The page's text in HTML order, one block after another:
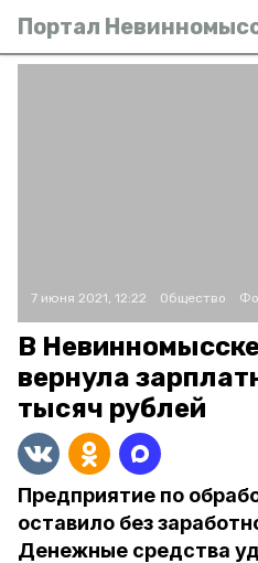
Портал
7 июня 2021, 12:22 Общество
В
вернула
тысяч рублей
Предприятие по
оставило без
Денежные средства